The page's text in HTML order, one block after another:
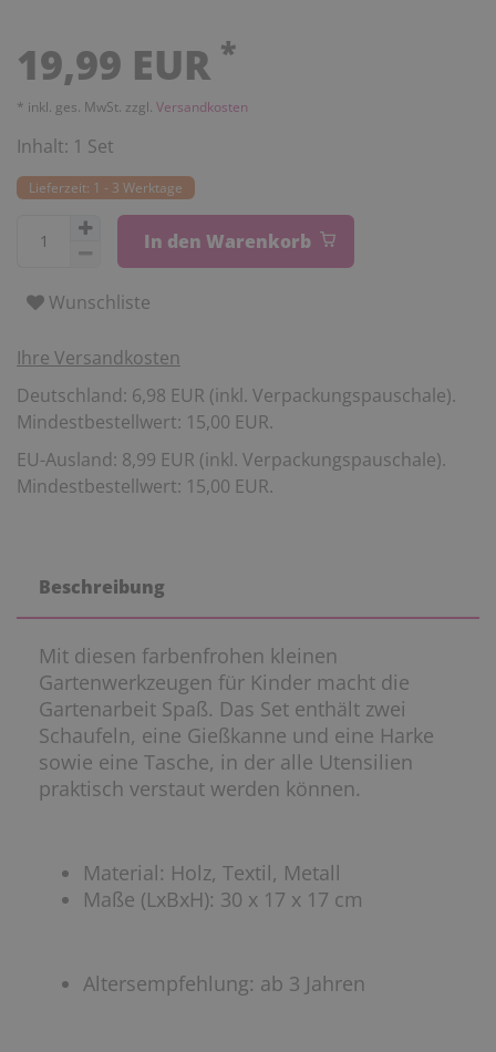
19,99 EUR *
* inkl. ges. MwSt. zzgl. Versandkosten
Inhalt: 1 Set
Lieferzeit: 1 - 3 Werktage
In den Warenkorb
Wunschliste
Ihre Versandkosten
Deutschland: 6,98 EUR (inkl. Verpackungspauschale).
Mindestbestellwert: 15,00 EUR.
EU-Ausland: 8,99 EUR (inkl. Verpackungspauschale).
Mindestbestellwert: 15,00 EUR.
Beschreibung
Mit diesen farbenfrohen kleinen
Gartenwerkzeugen für Kinder macht die
Gartenarbeit Spaß. Das Set enthält zwei
Schaufeln, eine Gießkanne und eine Harke
sowie eine Tasche, in der alle Utensilien
praktisch verstaut werden können.
Material: Holz, Textil, Metall
Maße (LxBxH): 30 x 17 x 17 cm
Altersempfehlung: ab 3 Jahren